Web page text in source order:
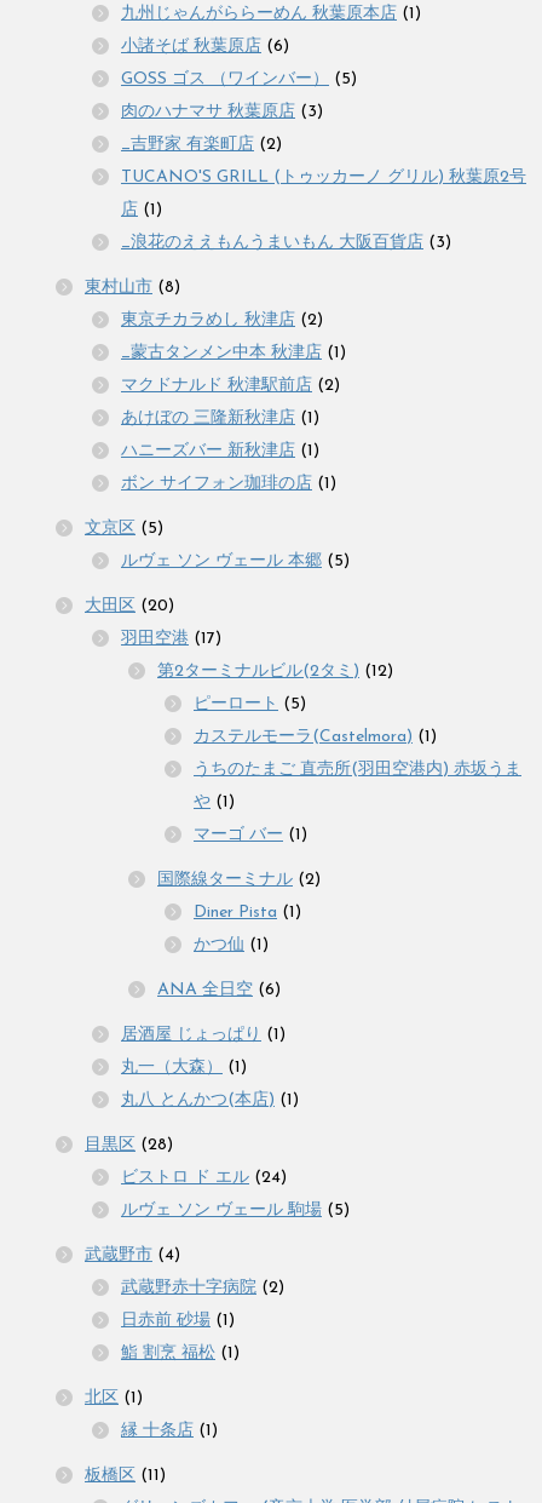
九州じゃんがららーめん 秋葉原本店 (1)
小諸そば 秋葉原店 (6)
GOSS ゴス （ワインバー）
(5)
肉のハナマサ 秋葉原店 (3)
_吉野家 有楽町店 (2)
TUCANO'S GRILL (トゥッカーノ グリル) 秋葉原2号
店 (1)
_浪花のええもんうまいもん 大阪百貨店 (3)
東村山市 (8)
東京チカラめし 秋津店 (2)
_蒙古タンメン中本 秋津店 (1)
マクドナルド 秋津駅前店 (2)
あけぼの 三隆新秋津店 (1)
ハニーズバー 新秋津店 (1)
ボン サイフォン珈琲の店 (1)
文京区 (5)
ルヴェ ソン ヴェール 本郷 (5)
大田区 (20)
羽田空港 (17)
第2ターミナルビル(2タミ) (12)
ピーロート (5)
カステルモーラ(Castelmora) (1)
うちのたまご 直売所(羽田空港内) 赤坂うま
や (1)
マーゴ バー (1)
国際線ターミナル (2)
Diner Pista (1)
かつ仙 (1)
ANA 全日空 (6)
居酒屋 じょっぱり (1)
丸一（大森）
(1)
丸八 とんかつ(本店) (1)
目黒区 (28)
ビストロ ド エル (24)
ルヴェ ソン ヴェール 駒場 (5)
武蔵野市 (4)
武蔵野赤十字病院 (2)
日赤前 砂場 (1)
鮨 割烹 福松 (1)
北区 (1)
縁 十条店 (1)
板橋区 (11)